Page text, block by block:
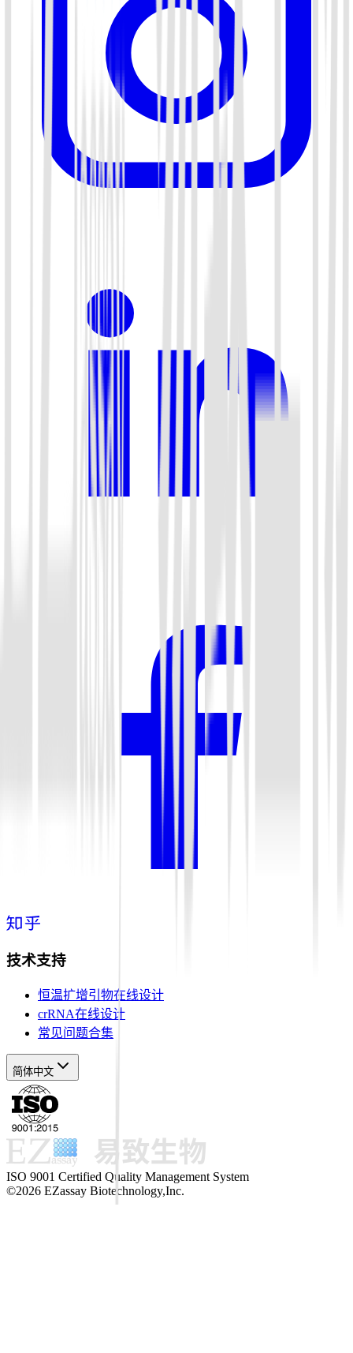
技术支持
恒温扩增引物在线设计
crRNA在线设计
常见问题合集
简体中文
ISO 9001 Certified Quality Management System
©2026 EZassay Biotechnology,Inc.